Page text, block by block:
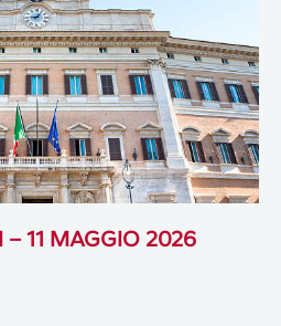
– 11 MAGGIO 2026